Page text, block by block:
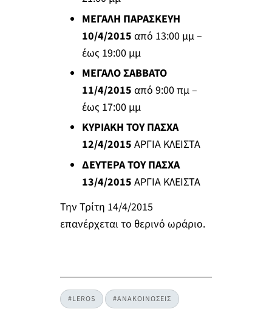
ΜΕΓΑΛΗ ΠΑΡΑΣΚΕΥΗ
10/4/2015 από 13:00 μμ –
έως 19:00 μμ
ΜΕΓΑΛΟ ΣΑΒΒΑΤΟ
11/4/2015 από 9:00 πμ –
έως 17:00 μμ
ΚΥΡΙΑΚΗ ΤΟΥ ΠΑΣΧΑ
12/4/2015 ΑΡΓΙΑ ΚΛΕΙΣΤΑ
ΔΕΥΤΕΡΑ ΤΟΥ ΠΑΣΧΑ
13/4/2015 ΑΡΓΙΑ ΚΛΕΙΣΤΑ
Την Τρίτη 14/4/2015
επανέρχεται το θερινό ωράριο.
#LEROS #ΑΝΑΚΟΙΝΩΣΕΙΣ